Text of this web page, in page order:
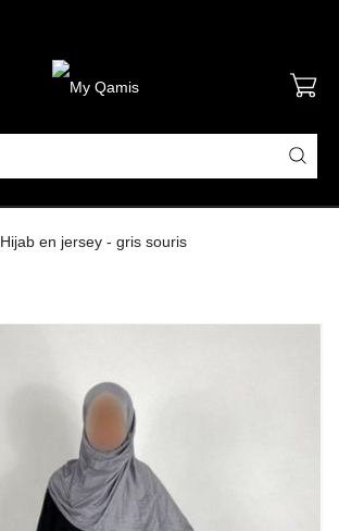
Hijab en jersey - gris souris